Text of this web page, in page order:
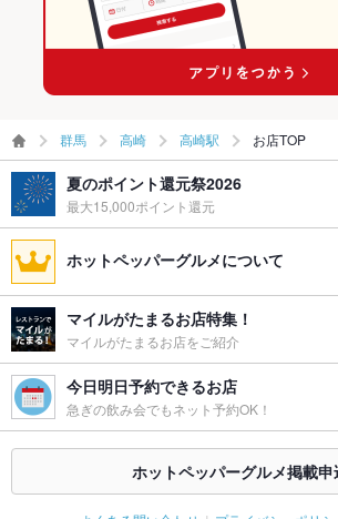
プライズ対
備考 お気軽に四季彩ダイニング 一 ICHIま
高崎駅の海鮮ランキング
群馬 高崎 高崎駅 お店TOP
夏のポイント還元祭2026
最大15,000ポイント還元
ホットペッパーグルメについて
マイルがたまるお店特集！
マイルがたまるお店をご紹介
今日明日予約できるお店
急ぎの飲み会でもネット予約OK！
ホットペッパーグルメ掲載申